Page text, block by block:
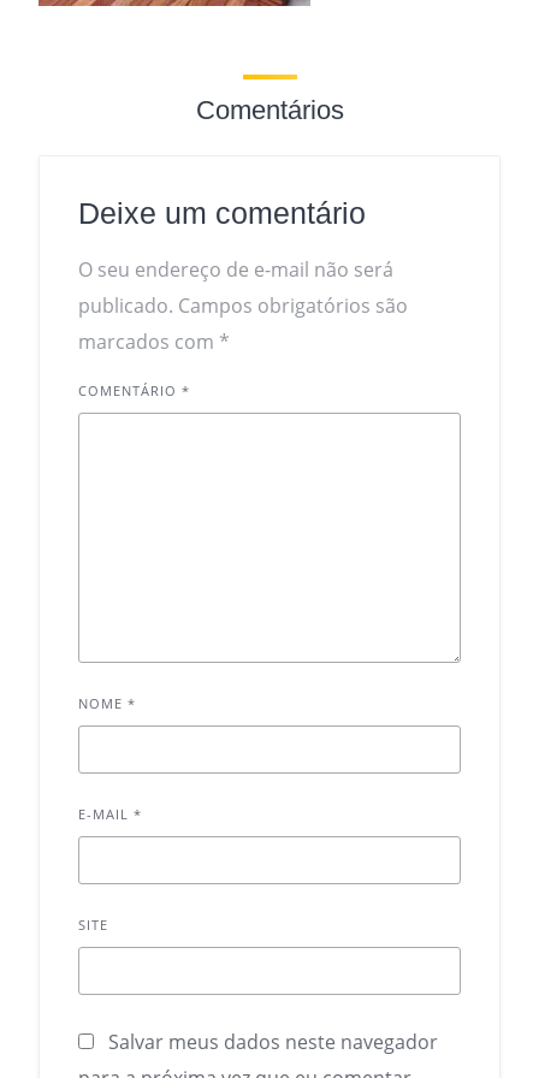
Comentários
Deixe um comentário
O seu endereço de e-mail não será
publicado. Campos obrigatórios são
marcados com *
COMENTÁRIO *
NOME *
E-MAIL *
SITE
Salvar meus dados neste navegador